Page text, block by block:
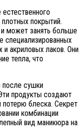
покрытий.
может занять больше
специализированных
акриловых лаков. Они
тепла, что
после сушки
продукты создают
блеска. Секрет
комбинации
вид маникюра на